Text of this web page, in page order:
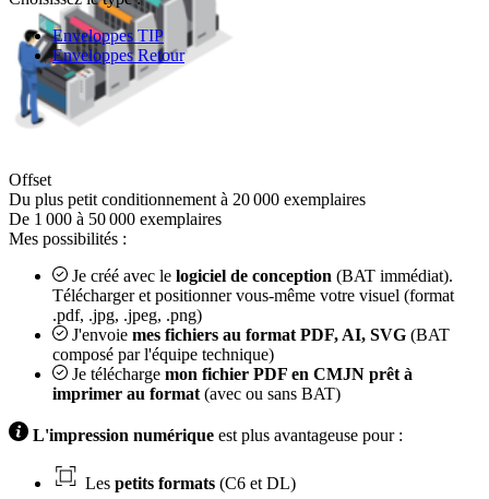
Enveloppes TIP
Enveloppes Retour
Offset
Du plus petit conditionnement à 20 000 exemplaires
De 1 000 à 50 000 exemplaires
Mes possibilités :
Je créé avec le logiciel de conception (BAT immédiat).
Télécharger et positionner vous-même votre visuel (format
.pdf, .jpg, .jpeg, .png)
J'envoie mes fichiers au format PDF, AI, SVG (BAT
composé par l'équipe technique)
Je télécharge mon fichier PDF en CMJN prêt à
imprimer au format (avec ou sans BAT)
L'impression numérique est plus avantageuse pour :
Les petits formats (C6 et DL)